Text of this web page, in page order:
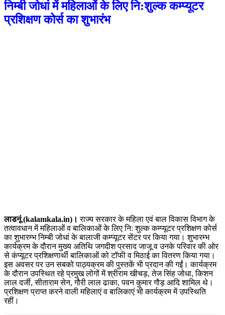
निम्बी जोधां में महिलाओं के लिए नि:शुल्क कम्प्यूटर
प्रशिक्षण कोर्स का शुभारंभ
लाडनूं (kalamkala.in)। राज्य सरकार के महिला एवं बाल विकास विभाग के
तत्वावधान में महिलाओं व बालिकाओं के लिए नि: शुल्क कम्प्यूटर प्रशिक्षण कोर्स
का शुभारम्भ निम्बी जोधां के बालाजी कम्प्यूटर सेंटर पर किया गया। शुभारम्भ
कार्यक्रम के दौरान मुख्य अतिथि जगदीश प्रसाद जाजू व उनके परिवार की ओर
से कंप्यूटर प्रशिक्षणार्थी बालिकाओं को टॉफी व मिठाई का वितरण किया गया।
इस अवसर पर उन सबको पाठ्यक्रम की पुस्तकें भी प्रदान की गईं। कार्यक्रम
के दौरान उपस्थित रहे प्रमुख लोगों में श्रीराम खीचड़, तेज सिंह जोधा, किशन
लाल दर्जी, सीताराम सेन, गौरी लाल ढाका, पवन कुमार गौड़ आदि शामिल थे।
प्रशिक्षण प्राप्त करने वाली महिलाएं व बालिकाएं भी कार्यक्रम में उपस्थिति
रहीं।